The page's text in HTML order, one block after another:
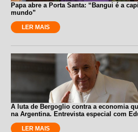
Papa abre a Porta Santa: “Bangui é a
mundo”
LER MAIS
A luta de Bergoglio contra a economia
na Argentina. Entrevista especial com
LER MAIS